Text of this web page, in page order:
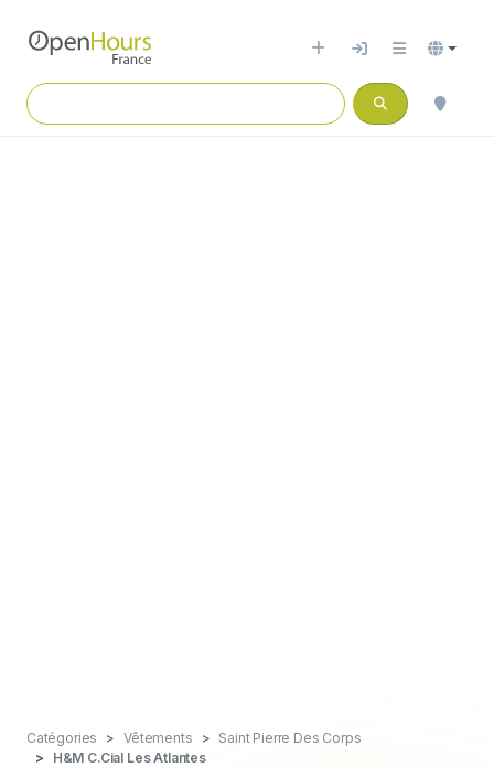
Catégories Vêtements
Saint Pierre Des Corps
H&M C.Cial Les Atlantes